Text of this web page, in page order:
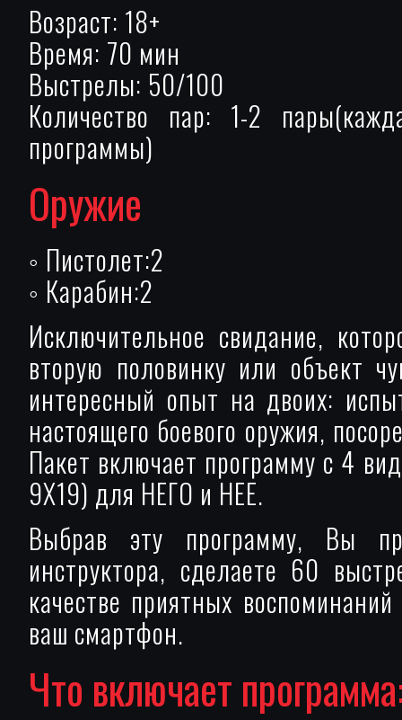
Возраст: 18+
Время: 70 мин
Выстрелы: 50/100
Количество пар: 1-2
программы)
Оружие
◦ Пистолет:2
◦ Карабин:2
Исключительное свидание,
вторую половинку или объект
интересный опыт на двоих:
настоящего боевого оружия,
Пакет включает программу с 4
9Х19) для НЕГО и НЕЕ.
Выбрав эту программу, Вы
инструктора, сделаете 60
качестве приятных
ваш смартфон.
Что включает